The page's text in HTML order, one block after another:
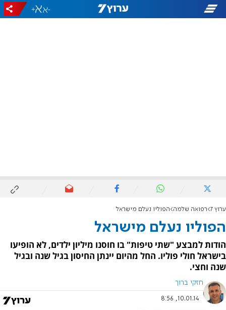
-
+
ערוץ 7 רפואה שלמה הפוליו נעלם מישראל
הפוליו נעלם מישראל
הודות למבצע "שתי טיפות" בו חוסנו מיליון ילדים, לא הופיעו
בישראל חולי פוליו. החל מהיום יינתן החיסון בגיל שנה ובגיל
שנה וחצי.
חזקי ברוך
10.01.14, 8:56